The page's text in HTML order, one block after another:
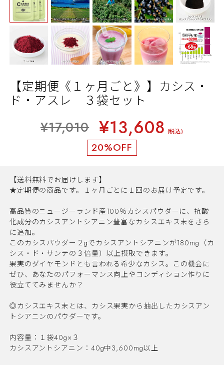
【定期便《１ヶ月ごと》】カシス・
ド・アスレ ３袋セット
20%OFF
¥17,010 ¥13,608 (税込)
【送料無料でお届けします】
★定期便の商品です。１ヶ月ごとに１回のお届け予定です。
高品質のニュージーランド産100％カシスパウダーに、抗酸
化成分のカシスアントシアニン豊富なカシスエキス末をさら
に追加。
このカシスパウダー２gでカシスアントシアニンが180mg（カ
シス・ド・サンテの３倍量）以上摂取できます。
果実のダイヤモンドとも言われる希少なカシス。この機会に
ぜひ、あなたのパフォーマンス向上やコンディション作りに
役立ててみませんか？
◎カシスエキス末とは、カシス果実から抽出したカシスアン
トシアニンのパウダーです。
内容量：１袋40g×３
カシスアントシアニン：40g中3,600mg以上